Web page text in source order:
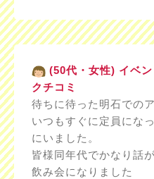
(50代・女性) イベン
クチコミ
待ちに待った明石での
いつもすぐに定員にな
にいました。
皆様同年代でかなり話
飲み会になりました